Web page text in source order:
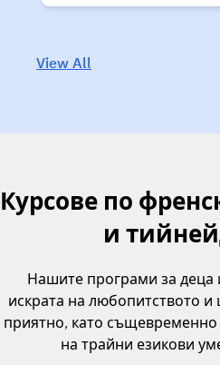
View All
Курсове по
и
Нашите програми за
искрата на любопитството
приятно, като същевременно
на трайни езикови